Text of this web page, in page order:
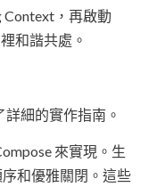
Context，再啟動
和諧共處。
細的實作指南。
來實現。生
和優雅關閉。這些